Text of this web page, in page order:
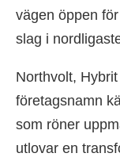
vägen öppen
slag i
Northvolt,
företagsnamn
som röner
utlovar en